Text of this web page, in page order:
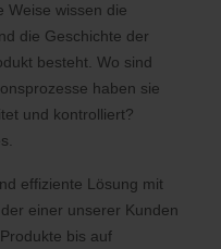
Weise wissen die
die Geschichte der
besteht. Wo sind
haben sie
und kontrolliert?
effiziente Lösung mit
einer unserer Kunden
bis auf